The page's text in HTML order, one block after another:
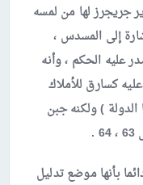
جريجرز لها من لمسه
تتكرر الإشارة إلى المسدس ،
عليه الحكم ، وأنه
كسارق للأملاك
) ولكنه جبن
.
بأنها موضع تدليل